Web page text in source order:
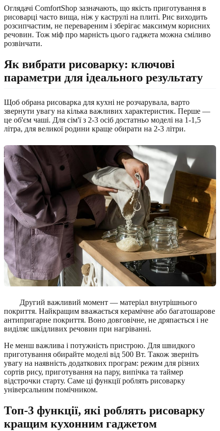
Оглядачі ComfortShop зазначають, що якість приготування в
рисоварці часто вища, ніж у каструлі на плиті. Рис виходить
розсипчастим, не перевареним і зберігає максимум корисних
речовин. Тож міф про марність цього гаджета можна сміливо
розвінчати.
Як вибрати рисоварку: ключові
параметри для ідеального результату
Щоб обрана рисоварка для кухні не розчарувала, варто
звернути увагу на кілька важливих характеристик. Перше —
це об'єм чаші. Для сім'ї з 2-3 осіб достатньо моделі на 1-1,5
літра, для великої родини краще обирати на 2-3 літри.
Другий важливий момент — матеріал внутрішнього
покриття. Найкращим вважається керамічне або багатошарове
антипригарне покриття. Воно довговічне, не дряпається і не
виділяє шкідливих речовин при нагріванні.
Не менш важлива і потужність пристрою. Для швидкого
приготування обирайте моделі від 500 Вт. Також зверніть
увагу на наявність додаткових програм: режим для різних
сортів рису, приготування на пару, випічка та таймер
відстрочки старту. Саме ці функції роблять рисоварку
універсальним помічником.
Топ-3 функції, які роблять рисоварку
кращим кухонним гаджетом